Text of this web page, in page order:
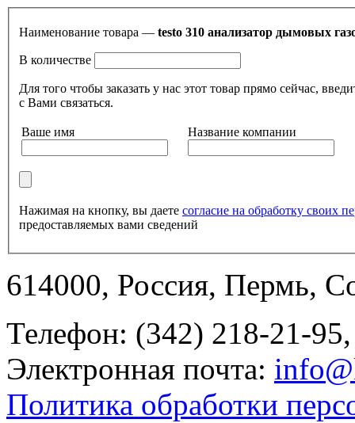
Наименование товара — testo 310 анализатор дымовых
В количестве
Для того чтобы заказать у нас этот товар прямо сейчас,
с Вами связаться.
Ваше имя Название компании
Нажимая на кнопку, вы даете согласие на обработку своих
предоставляемых вами сведений
614000, Россия, Пермь,
Телефон: (342) 218-21-
Электронная почта:
Политика обработки